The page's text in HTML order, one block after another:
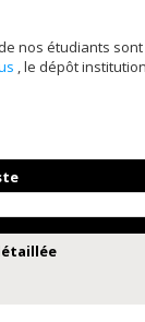
nos étudiants
, le dépôt